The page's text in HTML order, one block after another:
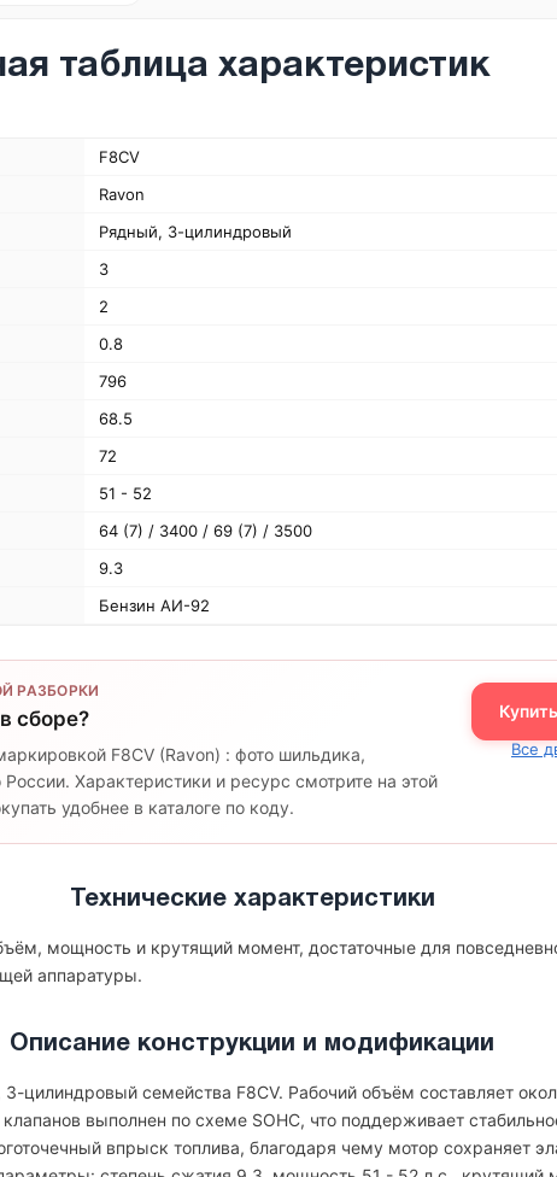
таблица характеристик
F8CV
Ravon
Рядный, 3-цилиндровый
3
2
0.8
796
68.5
72
51 - 52
64 (7) / 3400 / 69 (7) / 3500
9.3
Бензин АИ-92
РАЗБОРКИ
в сборе?
F8CV (Ravon) : фото шильдика,
Характеристики и ресурс смотрите на этой
удобнее в каталоге по коду.
Все
Технические характеристики
мощность и крутящий момент, достаточные для
аппаратуры.
Описание конструкции и модификации
3-цилиндровый семейства F8CV. Рабочий объём составляет
выполнен по схеме SOHC, что поддерживает
впрыск топлива, благодаря чему мотор сохраняет